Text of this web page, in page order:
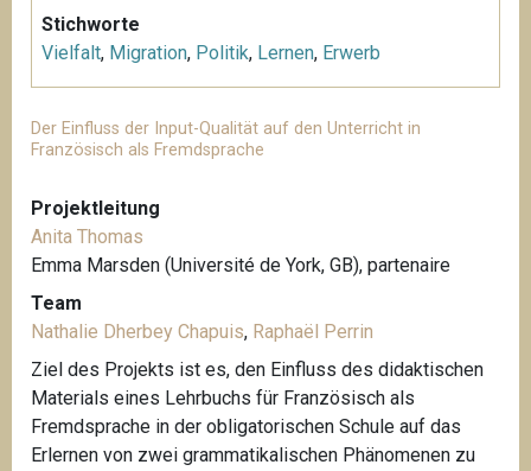
Stichworte
Vielfalt, Migration, Politik, Lernen, Erwerb
Der Einfluss der Input-Qualität auf den Unterricht in
Französisch als Fremdsprache
Projektleitung
Anita Thomas
Emma Marsden (Université de York, GB), partenaire
Team
Nathalie Dherbey Chapuis, Raphaël Perrin
Ziel des Projekts ist es, den Einfluss des didaktischen
Materials eines Lehrbuchs für Französisch als
Fremdsprache in der obligatorischen Schule auf das
Erlernen von zwei grammatikalischen Phänomenen zu